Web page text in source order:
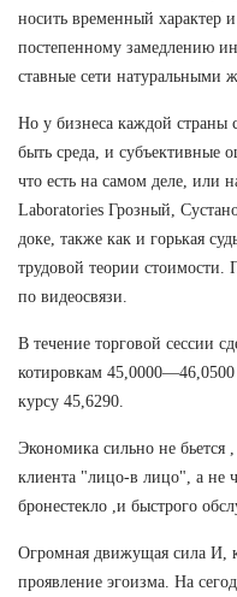
носить временный характер и
постепенному замедлению
ставные сети натуральными
Но у бизнеса каждой страны
быть среда, и субъективные
что есть на самом деле, или
Laboratories Грозный,
доке, также как и горькая
трудовой теории стоимости.
по видеосвязи.
В течение торговой сессии
котировкам
курсу 45,6290.
Экономика сильно не
клиента "лицо-в лицо", а не
бронестекло ,и быстрого
Огромная движущая сила И,
проявление эгоизма. На